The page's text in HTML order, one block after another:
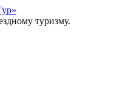
туризму.